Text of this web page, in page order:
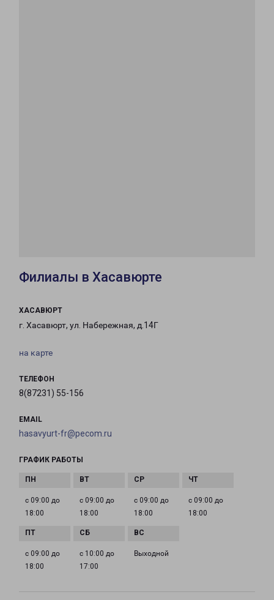
Филиалы в Хасавюрте
ХАСАВЮРТ
г. Хасавюрт, ул. Набережная, д.14Г
на карте
ТЕЛЕФОН
8(87231) 55-156
EMAIL
hasavyurt-fr@pecom.ru
ГРАФИК РАБОТЫ
с 09:00 до
18:00
с 09:00 до
18:00
с 09:00 до
18:00
с 09:00 до
18:00
с 09:00 до
18:00
с 10:00 до
17:00
Выходной